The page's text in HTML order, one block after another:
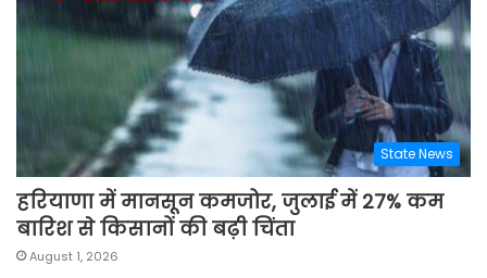
State News
हरियाणा में मानसून कमजोर, जुलाई में 27% कम
बारिश से किसानों की बढ़ी चिंता
August 1, 2026